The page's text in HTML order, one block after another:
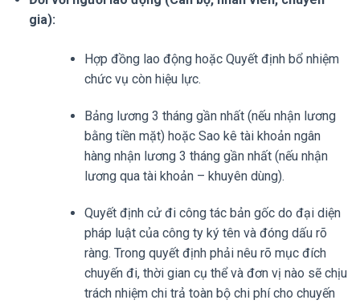
gia):
Hợp đồng lao động hoặc Quyết định bổ nhiệm
chức vụ còn hiệu lực.
Bảng lương 3 tháng gần nhất (nếu nhận lương
bằng tiền mặt) hoặc Sao kê tài khoản ngân
hàng nhận lương 3 tháng gần nhất (nếu nhận
lương qua tài khoản – khuyên dùng).
Quyết định cử đi công tác bản gốc do đại diện
pháp luật của công ty ký tên và đóng dấu rõ
ràng. Trong quyết định phải nêu rõ mục đích
chuyến đi, thời gian cụ thể và đơn vị nào sẽ chịu
trách nhiệm chi trả toàn bộ chi phí cho chuyến